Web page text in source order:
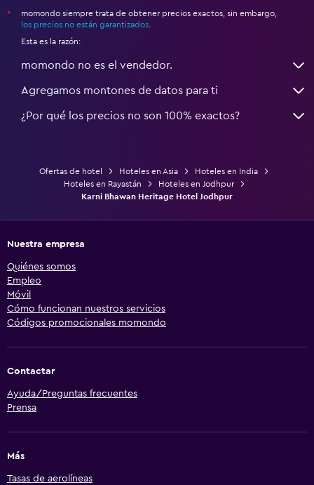
*
momondo siempre trata de obtener precios exactos, sin embargo,
los precios no están garantizados
Esta es la razón:
momondo no es el vendedor.
Agregamos montones de datos para ti
¿Por qué los precios no son 100% exactos?
Ofertas de hotel Hoteles en Asia
Hoteles en India
Hoteles en Rayastán
Hoteles en Jodhpur
Karni Bhawan Heritage Hotel Jodhpur
Nuestra empresa
Quiénes somos
Empleo
Móvil
Cómo funcionan nuestros servicios
Códigos promocionales momondo
Contactar
Ayuda/Preguntas frecuentes
Prensa
Más
Tasas de aerolíneas